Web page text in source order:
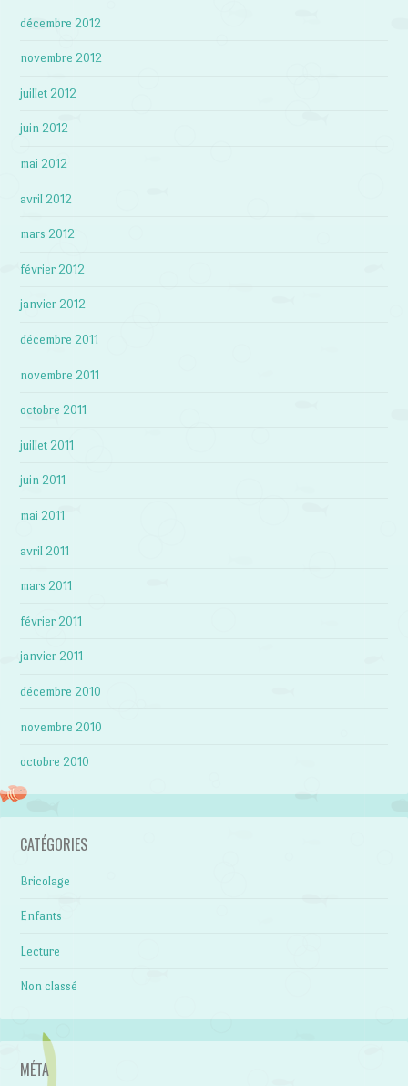
décembre 2012
novembre 2012
juillet 2012
juin 2012
mai 2012
avril 2012
mars 2012
février 2012
janvier 2012
décembre 2011
novembre 2011
octobre 2011
juillet 2011
juin 2011
mai 2011
avril 2011
mars 2011
février 2011
janvier 2011
décembre 2010
novembre 2010
octobre 2010
CATÉGORIES
Bricolage
Enfants
Lecture
Non classé
MÉTA